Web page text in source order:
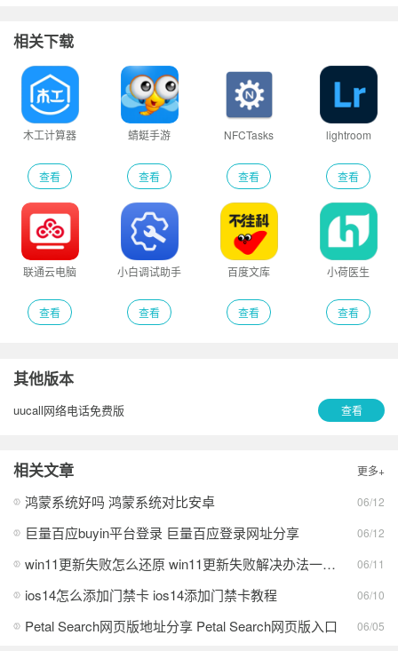
相关下载
木工计算器
查看
蜻蜓手游
查看
NFCTasks
查看
lightroom
查看
联通云电脑
查看
小白调试助手
查看
百度文库
查看
小荷医生
查看
其他版本
uucall网络电话免费版 查看
相关文章 更多+
鸿蒙系统好吗 鸿蒙系统对比安卓 06/12
巨量百应buyin平台登录 巨量百应登录网址分享 06/12
win11更新失败怎么还原 win11更新失败解决办法一览2026 06/11
ios14怎么添加门禁卡 ios14添加门禁卡教程 06/10
Petal Search网页版地址分享 Petal Search网页版入口 06/05